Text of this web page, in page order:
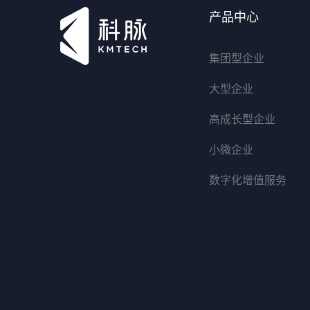
产品中心
集团型企业
大型企业
高成长型企业
小微企业
数字化增值服务